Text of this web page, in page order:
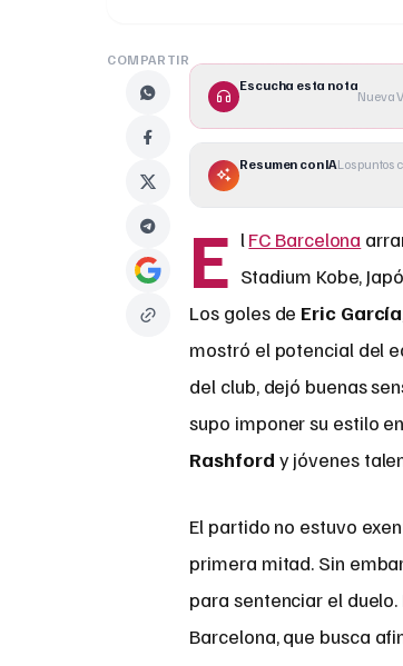
COMPARTIR
Escucha esta nota
Nueva
Resumen con IALos puntos
E l FC Barcelona
Stadium Kobe,
Los goles de Eric García
mostró el potencial del
del club, dejó buenas
supo imponer su estilo
Rashford y jóvenes
El partido no estuvo
primera mitad. Sin
para sentenciar el
Barcelona, que busca